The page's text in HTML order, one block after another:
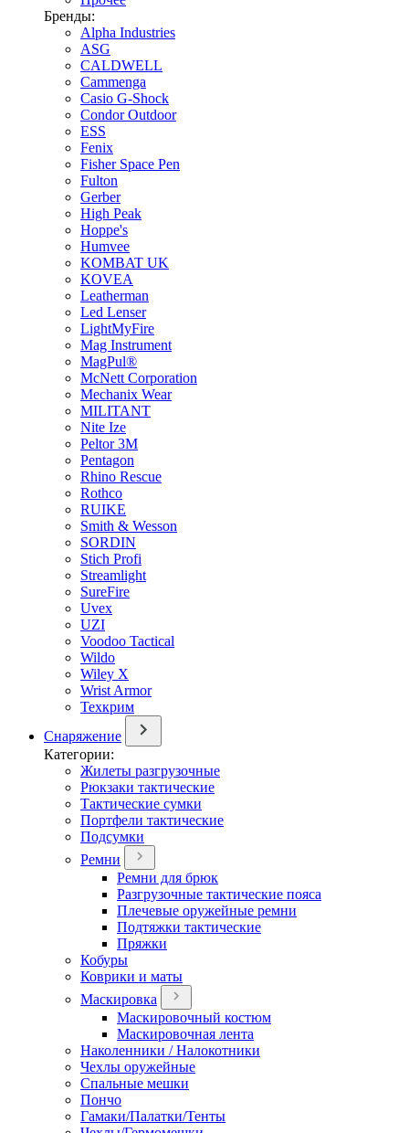
Бренды:
Alpha Industries
ASG
CALDWELL
Cammenga
Casio G-Shock
Condor Outdoor
ESS
Fenix
Fisher Space Pen
Fulton
Gerber
High Peak
Hoppe's
Humvee
KOMBAT UK
KOVEA
Leatherman
Led Lenser
LightMyFire
Mag Instrument
MagPul®
McNett Corporation
Mechanix Wear
MILITANT
Nite Ize
Peltor 3M
Pentagon
Rhino Rescue
Rothco
RUIKE
Smith & Wesson
SORDIN
Stich Profi
Streamlight
SureFire
Uvex
UZI
Voodoo Tactical
Wildo
Wiley X
Wrist Armor
Техкрим
Снаряжение
Категории:
Жилеты разгрузочные
Рюкзаки тактические
Тактические сумки
Портфели тактические
Подсумки
Ремни
Ремни для брюк
Разгрузочные тактические пояса
Плечевые оружейные ремни
Подтяжки тактические
Пряжки
Кобуры
Коврики и маты
Маскировка
Маскировочный костюм
Маскировочная лента
Наколенники / Налокотники
Чехлы оружейные
Спальные мешки
Пончо
Гамаки/Палатки/Тенты